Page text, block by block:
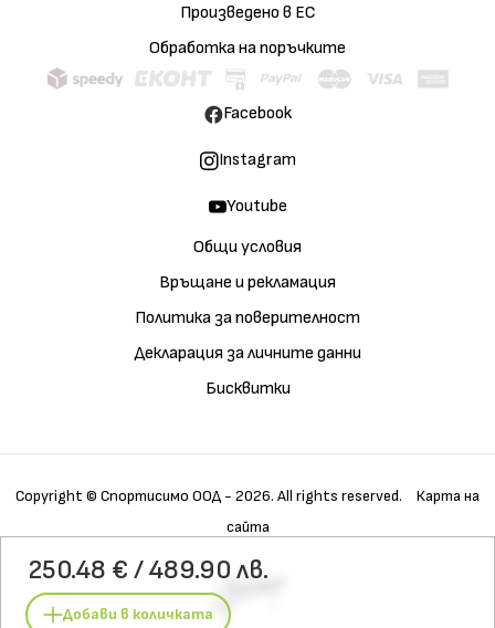
Галерия
Характеристики
Технологии
250.48 € / 489.90 лв.
Добави в количката
Произведено в ЕС
Обработка на поръчките
Общи условия
Връщане и рекламация
Политика за поверителност
Декларация за личните данни
Бисквитки
Facebook
Instagram
Youtube
Copyright © Спортисимо ООД - 2026. All rights reserved.
Карта на
сайта